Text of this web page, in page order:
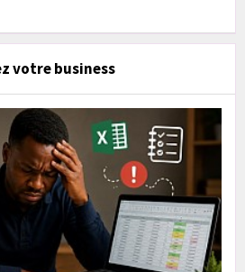
votre business